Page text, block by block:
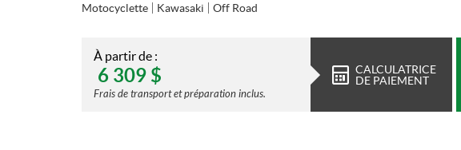
Motocyclette Kawasaki Off Road
À partir de :
6 309 $
Frais de transport et préparation inclus.
CALCULATRICE
DE PAIEMENT